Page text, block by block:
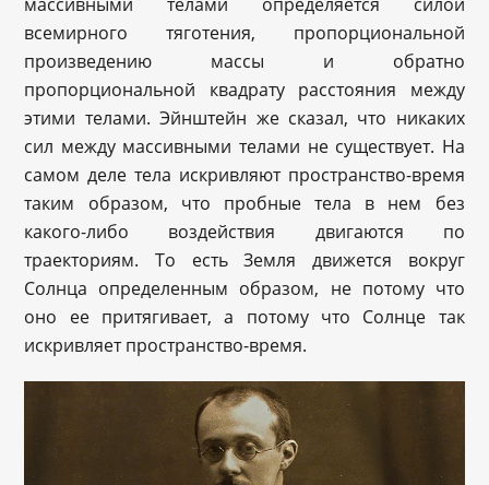
всемирного тяготения, пропорциональной
произведению массы и обратно
пропорциональной квадрату расстояния между
этими телами. Эйнштейн же сказал, что никаких
сил между массивными телами не существует. На
самом деле тела искривляют пространство-время
таким образом, что пробные тела в нем без
какого-либо воздействия двигаются по
траекториям. То есть Земля движется вокруг
Солнца определенным образом, не потому что
оно ее притягивает, а потому что Солнце так
искривляет пространство-время.